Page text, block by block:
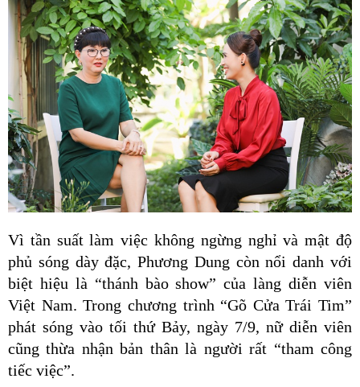
Vì tần suất làm việc không ngừng nghỉ và mật độ
phủ sóng dày đặc, Phương Dung còn nổi danh với
biệt hiệu là “thánh bào show” của làng diễn viên
Việt Nam. Trong chương trình “Gõ Cửa Trái Tim”
phát sóng vào tối thứ Bảy, ngày 7/9, nữ diễn viên
cũng thừa nhận bản thân là người rất “tham công
tiếc việc”.